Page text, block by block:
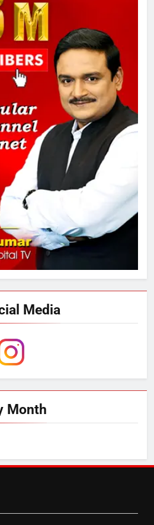
अस्पताल का नाम अमर शहीद ठाकुर
सिंह के नाम पर करने की मांग तेज
शहीद ठाकुर रोशन सिंह के नाम पर
रानी नेहरू चिकित्सालय का
करने की मांग को लेकर
धरना शुरू
एकड़ भूमि पर विकसित होगा कार्बन-
डेटा सेंटर, हजारों उच्च-कुशल
सृजन की संभावना
में ग्रामीण बिजली आपूर्ति से कृषि,
कुटीर उद्योग और स्वरोजगार को
बढ़ावा
की नगरी अयोध्या में आने वाले भक्तों
स्वागत करेगा लक्ष्मण द्वार
प्रदेश में गांवों में बढ़ेंगी सुविधाएं: 67%
पंचायतों का बजट
Media
Month